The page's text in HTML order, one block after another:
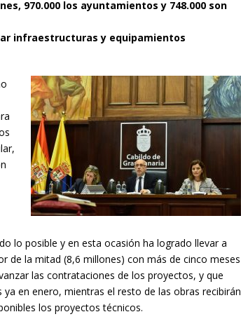
970.000 los ayuntamientos y 748.000 son
infraestructuras y equipamientos
lo posible y en esta ocasión ha logrado llevar a
de la mitad (8,6 millones) con más de cinco meses
las contrataciones de los proyectos, y que
en enero, mientras el resto de las obras recibirán
los proyectos técnicos.